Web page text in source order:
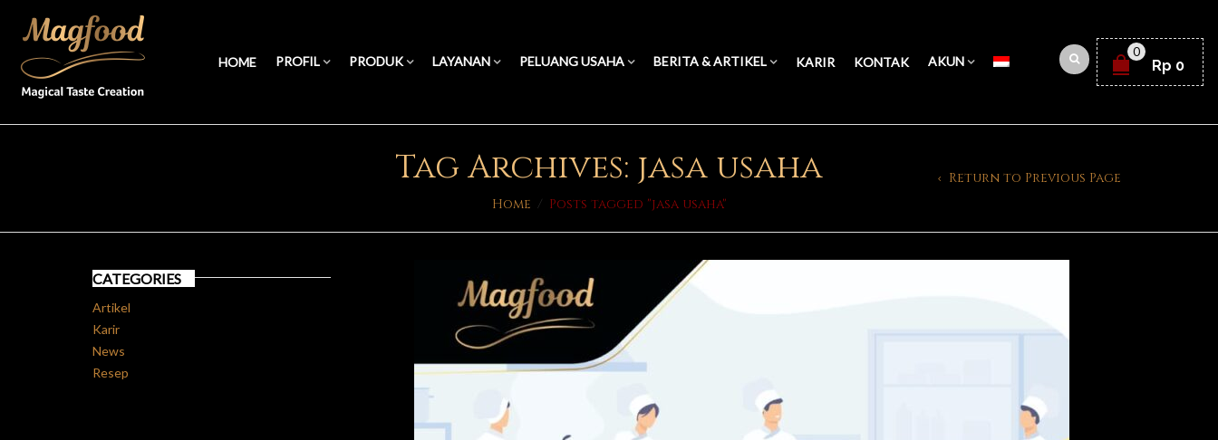
HOME PROFIL PRODUK LAYANAN PELUANG USAHA BERITA & ARTIKEL KARIR KONTAK AKUN
0
Rp 0
Tag Archives: jasa usaha
Home / Posts tagged "jasa usaha"
Return to Previous Page
CATEGORIES
Artikel
Karir
News
Resep